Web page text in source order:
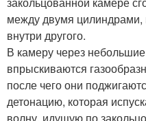
между двумя цилиндрами,
внутри другого.
В камеру через
впрыскиваются
после чего они
детонацию, которая